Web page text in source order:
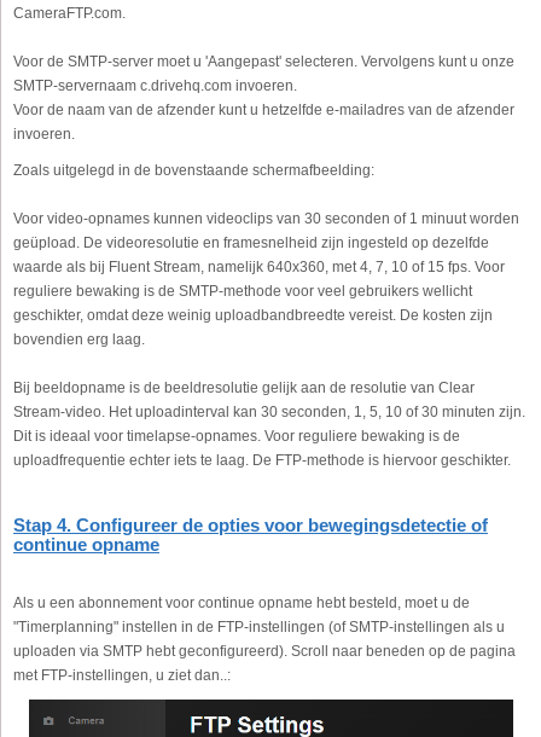
CameraFTP.com.
Voor de SMTP-server moet u 'Aangepast' selecteren. Vervolgens kunt u onze
SMTP-servernaam c.drivehq.com invoeren.
Voor de naam van de afzender kunt u hetzelfde e-mailadres van de afzender
invoeren.
Zoals uitgelegd in de bovenstaande schermafbeelding:
Voor video-opnames kunnen videoclips van 30 seconden of 1 minuut worden
geüpload. De videoresolutie en framesnelheid zijn ingesteld op dezelfde
waarde als bij Fluent Stream, namelijk 640x360, met 4, 7, 10 of 15 fps. Voor
reguliere bewaking is de SMTP-methode voor veel gebruikers wellicht
geschikter, omdat deze weinig uploadbandbreedte vereist. De kosten zijn
bovendien erg laag.
Bij beeldopname is de beeldresolutie gelijk aan de resolutie van Clear
Stream-video. Het uploadinterval kan 30 seconden, 1, 5, 10 of 30 minuten zijn.
Dit is ideaal voor timelapse-opnames. Voor reguliere bewaking is de
uploadfrequentie echter iets te laag. De FTP-methode is hiervoor geschikter.
Stap 4. Configureer de opties voor bewegingsdetectie of
continue opname
Als u een abonnement voor continue opname hebt besteld, moet u de
"Timerplanning" instellen in de FTP-instellingen (of SMTP-instellingen als u
uploaden via SMTP hebt geconfigureerd). Scroll naar beneden op de pagina
met FTP-instellingen, u ziet dan..: